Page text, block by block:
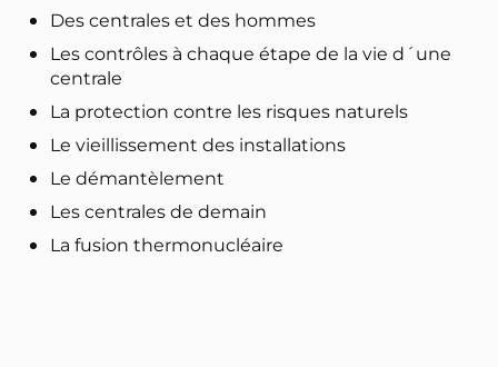
Des centrales et des hommes
Les contrôles à chaque étape de la vie d´une
centrale
La protection contre les risques naturels
Le vieillissement des installations
Le démantèlement
Les centrales de demain
La fusion thermonucléaire